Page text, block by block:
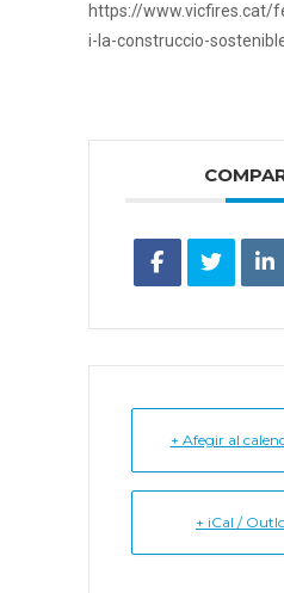
https://www.vicfires.cat/
i-la-construccio-
+ Afegir al
+ iCal /